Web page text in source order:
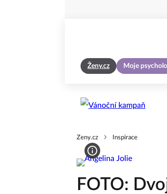
Ženy.cz Moje
Zeny.cz Inspirace
FOTO: